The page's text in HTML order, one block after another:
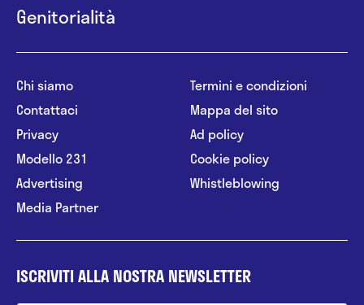
Genitorialità
Chi siamo
Contattaci
Privacy
Modello 231
Advertising
Media Partner
Termini e condizioni
Mappa del sito
Ad policy
Cookie policy
Whistleblowing
ISCRIVITI ALLA NOSTRA NEWSLETTER